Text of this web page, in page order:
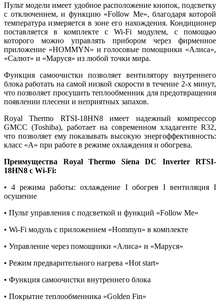
Пульт модели имеет удобное расположение кнопок, подсветку
с отключением, и функцию «Follow Me», благодаря которой
температура измеряется в зоне его нахождения. Кондиционер
поставляется в комплекте с Wi-Fi модулем, с помощью
которого можно управлять прибором через фирменное
приложение «HOMMYN» и голосовые помощники «Алиса»,
«Салют» и «Маруся» из любой точки мира.
Функция самоочистки позволяет вентилятору внутреннего
блока работать на самой низкой скорости в течение 2-х минут,
что позволяет просушить теплообменник для предотвращения
появлении плесени и неприятных запахов.
Royal Thermo RTSI-18HN8 имеет надежный компрессор
GMCC (Toshiba), работает на современном хладагенте R32,
что позволяет ему показывать высокую энергоффективность:
класс «A» при работе в режиме охлаждения и обогрева.
Преимущества Royal Thermo Siena DC Inverter RTSI-
18HN8 c Wi-Fi:
• 4 режима работы: охлаждение I обогрев I вентиляция I
осушение
• Пульт управления с подсветкой и функций «Follow Me»
• Wi-Fi модуль с приложением «Hommyn» в комплекте
• Управление через помощники «Алиса» и «Маруся»
• Режим предварительного нагрева «Hot start»
• Функция самоочистки внутреннего блока
• Покрытие теплообменника «Golden Fin»